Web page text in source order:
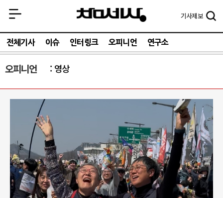
기사제보
전체기사 이슈 인터링크 오피니언 연구소
오피니언 영상